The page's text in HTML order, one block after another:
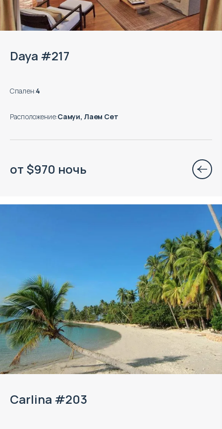
Daya #217
Спален:4
Расположение:Самуи, Лаем Сет
от $970 ночь
Carlina #203